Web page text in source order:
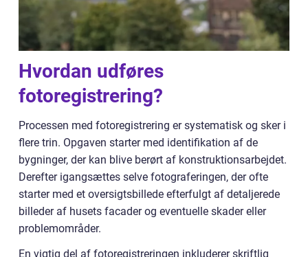
Hvordan udføres
fotoregistrering?
Processen med fotoregistrering er systematisk og sker i
flere trin. Opgaven starter med identifikation af de
bygninger, der kan blive berørt af konstruktionsarbejdet.
Derefter igangsættes selve fotograferingen, der ofte
starter med et oversigtsbillede efterfulgt af detaljerede
billeder af husets facader og eventuelle skader eller
problemområder.
En vigtig del af fotoregistreringen inkluderer skriftlig